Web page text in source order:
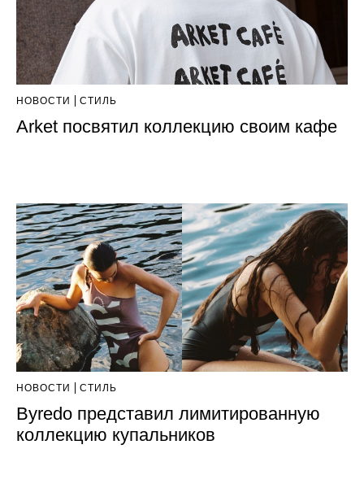
НОВОСТИ СТИЛЬ
Arket посвятил коллекцию своим кафе
НОВОСТИ СТИЛЬ
Byredo представил лимитированную
коллекцию купальников